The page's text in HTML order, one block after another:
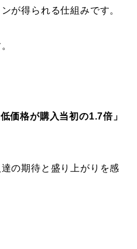
が得られる仕組みです。
低価格が購入当初の1.7倍」
の期待と盛り上がりを感